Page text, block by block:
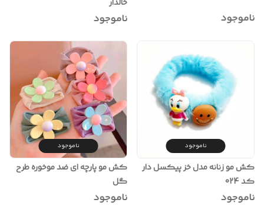
ناموجود
خالدار
ناموجود
ناموجود
کش مو زنانه مدل خز پیکسل دار
کد 024
ناموجود
ناموجود
کش مو پارچه ای ضد موخوره طرح
گل
ناموجود